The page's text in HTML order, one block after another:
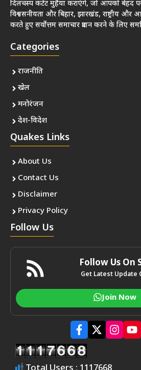
दिलचस्प कंटेंट मुहैया कराएंगे, जो आपको बेहद
विश्वसनीयता और बिहार, झारखंड, राष्ट्रीय और
करते हुए सर्वोत्तम समाचार प्रदान करने के लिए
Categories
राजनीति
खेल
मनोरंजन
देश-विदेश
Quakes Links
About Us
Contact Us
Disclaimer
Privacy Policy
Follow Us
Follow Us On
Get Latest Update
Join Now